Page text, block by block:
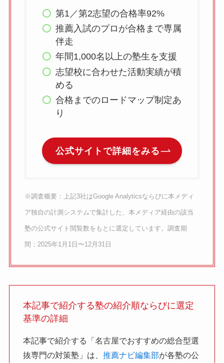
第1／第2志望の合格率92%
推薦入試のプロが合格まで専属
伴走
年間1,000名以上の塾生を支援
志望校に合わせた活動実績が積
める
合格までのロードマップ制定あ
り
公式サイトで詳細をみる
※調査概要：上記3社はGoogle Analyticsならびに本メディ
ア独自の計測システムで集計した、本メディア経由の該当
塾の公式サイト閲覧数をもとに選定しています。調査期
間：2025年1月1日〜12月31日
本記事で紹介する塾の紹介順ならびに選定
基準の詳細
本記事で紹介する「名古屋でおすすめの総合型選
抜専門の対策塾」は、 推薦ナビ編集部が各塾の公